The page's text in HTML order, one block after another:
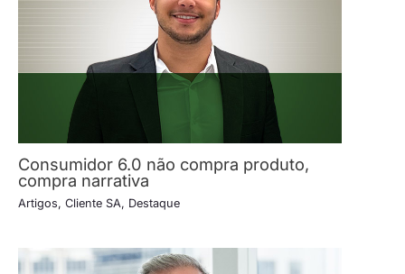
Consumidor 6.0 não compra produto,
compra narrativa
Artigos, Cliente SA, Destaque